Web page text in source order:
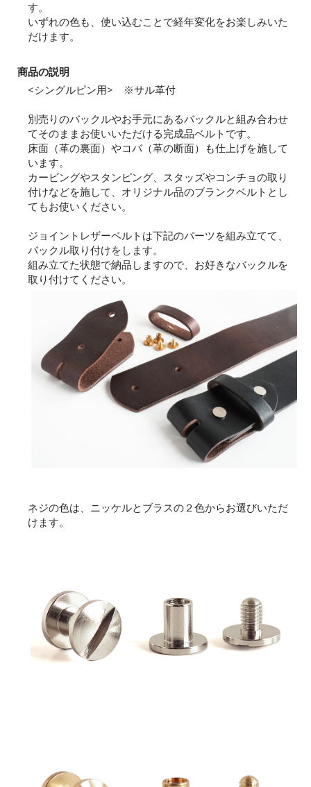
す。
いずれの色も、使い込むことで経年変化をお楽しみいた
だけます。
商品の説明
<シングルピン用> ※サル革付
別売りのバックルやお手元にあるバックルと組み合わせ
てそのままお使いいただける完成品ベルトです。
床面（革の裏面）やコバ（革の断面）も仕上げを施して
います。
カービングやスタンピング、スタッズやコンチョの取り
付けなどを施して、オリジナル品のブランクベルトとし
てもお使いください。
ジョイントレザーベルトは下記のパーツを組み立てて、
バックル取り付けをします。
組み立てた状態で納品しますので、お好きなバックルを
取り付けてください。
ネジの色は、ニッケルとブラスの２色からお選びいただ
けます。